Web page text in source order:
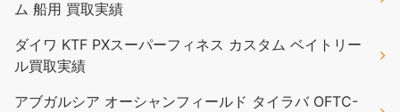
ム 船用 買取実績
ダイワ KTF PXスーパーフィネス カスタム ベイトリー
ル買取実績
アブガルシア オーシャンフィールド タイラバ OFTC-